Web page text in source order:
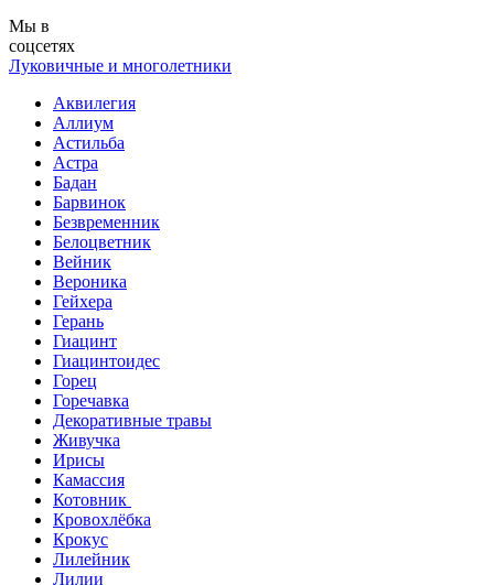
Мы в
соцсетях
Луковичные и многолетники
Аквилегия
Аллиум
Астильба
Астра
Бадан
Барвинок
Безвременник
Белоцветник
Вейник
Вероника
Гейхера
Герань
Гиацинт
Гиацинтоидес
Горец
Горечавка
Декоративные травы
Живучка
Ирисы
Камассия
Котовник
Кровохлёбка
Крокус
Лилейник
Лилии